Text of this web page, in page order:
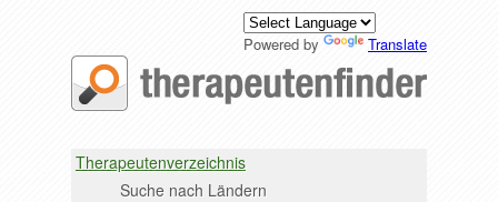
Powered by Translate
Therapeutenverzeichnis
Suche nach Ländern